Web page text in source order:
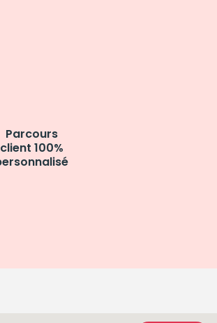
Parcours
client 100%